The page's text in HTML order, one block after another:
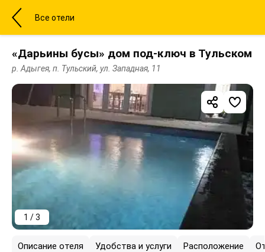
Все отели
«Дарьины бусы» дом под-ключ в Тульском
р. Адыгея, п. Тульский, ул. Западная, 11
1 / 3
Описание отеля Удобства и услуги Расположение